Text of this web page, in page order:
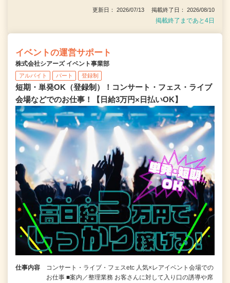
更新日： 2026/07/13 掲載終了日： 2026/08/10
掲載終了まであと4日
イベントの運営サポート
株式会社シアーズ イベント事業部
アルバイト パート 登録制
短期・単発OK（登録制）！コンサート・フェス・ライブ
会場などでのお仕事！【日給3万円×日払いOK】
仕事内容
コンサート・ライブ・フェスetc 人気×レアイベント会場での
お仕事 ■案内／整理業務 お客さんに対して入り口の誘導や席